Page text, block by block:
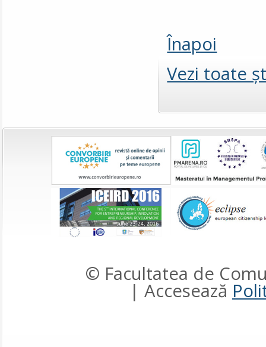
Înapoi
Vezi toate
© Facultatea de
| Accesează